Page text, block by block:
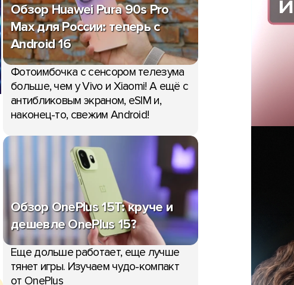
Обзор Huawei Pura 90s Pro
Max для России: теперь с
Android 16
Фотоимбочка с сенсором телезума
больше, чем у Vivo и Xiaomi! А ещё с
антибликовым экраном, eSIM и,
наконец-то, свежим Android!
Обзор OnePlus 15T: круче и
дешевле OnePlus 15?
Еще дольше работает, еще лучше
тянет игры. Изучаем чудо-компакт
от OnePlus